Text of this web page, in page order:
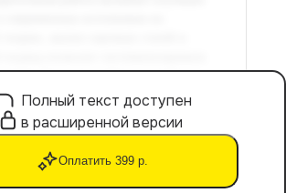
Полный текст доступен
в расширенной версии
Оплатить 399 р.